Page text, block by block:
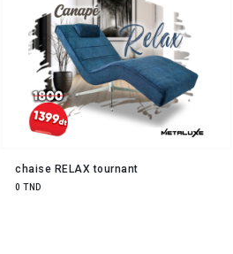
chaise RELAX tournant
0 TND